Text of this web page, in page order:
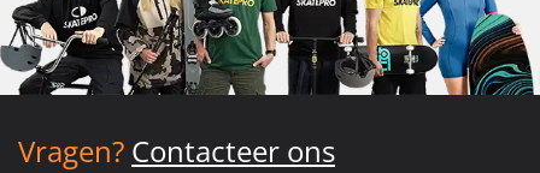
Vragen? Contacteer ons